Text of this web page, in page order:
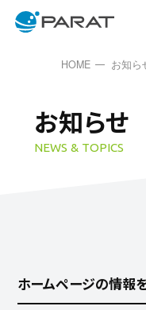
お知らせ
NEWS & TOPICS
HOME お知ら
ホームページの情報